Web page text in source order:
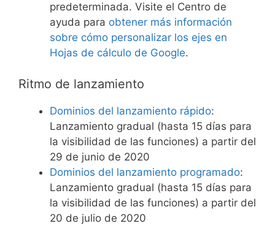
predeterminada. Visite el Centro de
ayuda para obtener más información
sobre cómo personalizar los ejes en
Hojas de cálculo de Google.
Ritmo de lanzamiento
Dominios del lanzamiento rápido:
Lanzamiento gradual (hasta 15 días para
la visibilidad de las funciones) a partir del
29 de junio de 2020
Dominios del lanzamiento programado:
Lanzamiento gradual (hasta 15 días para
la visibilidad de las funciones) a partir del
20 de julio de 2020